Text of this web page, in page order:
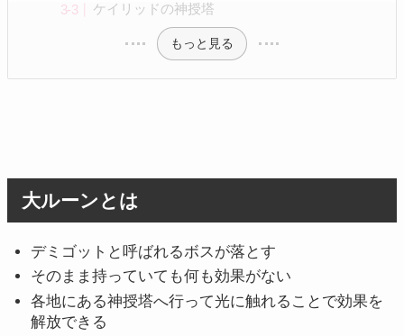
ケイリッドの神授塔
もっと見る
大ルーンとは
デミゴットと呼ばれるボスが落とす
そのまま持っていても何も効果がない
各地にある神授塔へ行って光に触れることで効果を
解放できる